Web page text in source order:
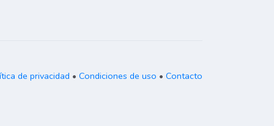
de privacidad • Condiciones de uso • Contacto